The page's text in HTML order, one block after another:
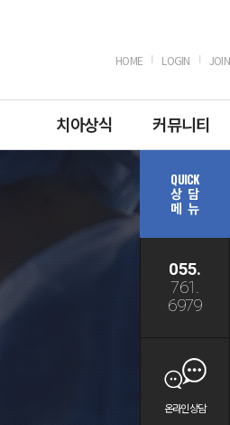
QUICK
상 담
메 뉴
055.
761.
6979
온라인상담
HOME LOGIN JOIN
치아상식 커뮤니티